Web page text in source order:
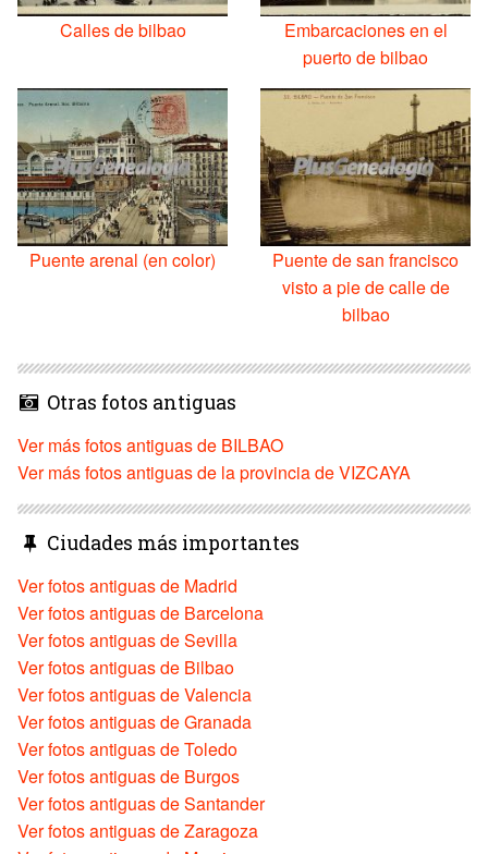
Calles de bilbao
Embarcaciones en el
puerto de bilbao
Puente arenal (en color)
Puente de san francisco
visto a pie de calle de
bilbao
Otras fotos antiguas
Ver más fotos antiguas de BILBAO
Ver más fotos antiguas de la provincia de VIZCAYA
Ciudades más importantes
Ver fotos antiguas de Madrid
Ver fotos antiguas de Barcelona
Ver fotos antiguas de Sevilla
Ver fotos antiguas de Bilbao
Ver fotos antiguas de Valencia
Ver fotos antiguas de Granada
Ver fotos antiguas de Toledo
Ver fotos antiguas de Burgos
Ver fotos antiguas de Santander
Ver fotos antiguas de Zaragoza